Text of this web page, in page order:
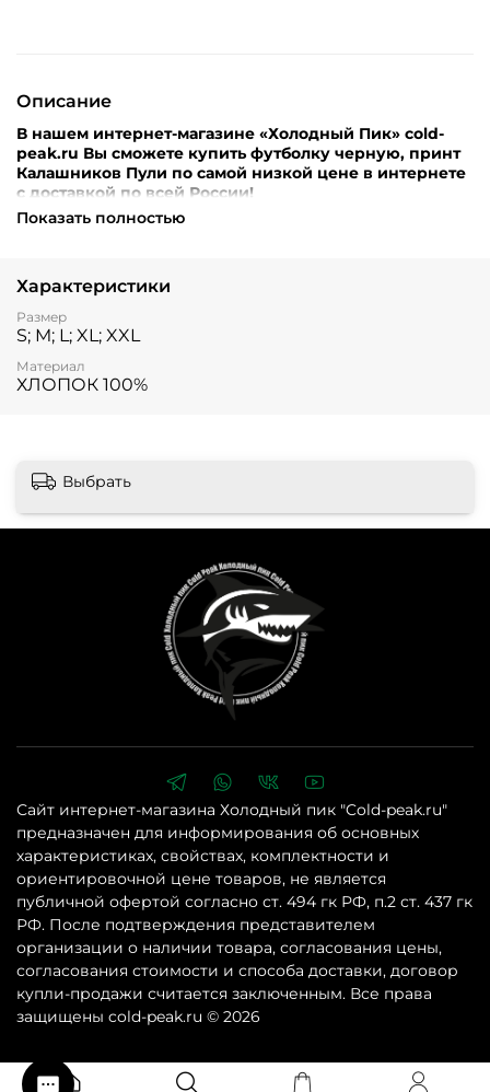
Описание
В нашем интернет-магазине «Холодный Пик» cold-
peak.ru Вы сможете купить футболку черную, принт
Калашников Пули по самой низкой цене в интернете
с доставкой по всей России!
Внимание! Перед оформлением заказа убедительная
48 либо по e-mail: cold-peak@mail.ru
Показать полностью
Характеристики
Размер
S; M; L; XL; XXL
Материал
ХЛОПОК 100%
Выбрать
Сайт интернет-магазина Холодный пик "Cold-peak.ru"
предназначен для информирования об основных
характеристиках, свойствах, комплектности и
ориентировочной цене товаров, не является
публичной офертой согласно ст. 494 гк РФ, п.2 ст. 437 гк
РФ. После подтверждения представителем
организации о наличии товара, согласования цены,
согласования стоимости и способа доставки, договор
купли-продажи считается заключенным. Все права
защищены cold-peak.ru © 2026